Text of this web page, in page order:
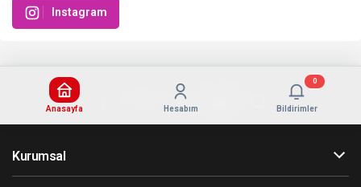
Instagram
Anasayfa Hesabım Bildirimler
0
Kurumsal